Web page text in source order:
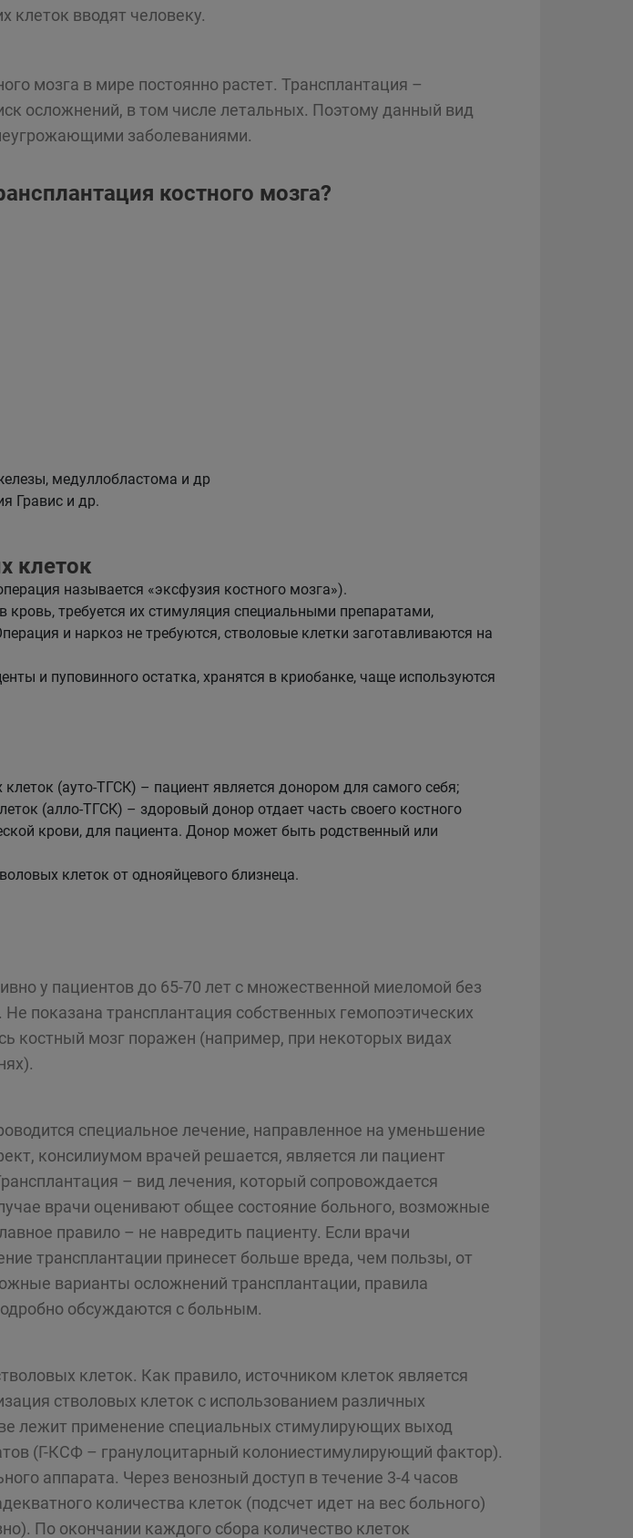
клеток вводят человеку.
мозга в мире постоянно растет. Трансплантация –
осложнений, в том числе летальных. Поэтому данный вид
заболеваниями.
костного мозга?
медуллобластома и др
Гравис и др.
клеток
называется «эксфузия костного мозга»).
требуется их стимуляция специальными препаратами,
и наркоз не требуются, стволовые клетки заготавливаются на
и пуповинного остатка, хранятся в криобанке, чаще используются
(ауто-ТГСК) – пациент является донором для самого себя;
(алло-ТГСК) – здоровый донор отдает часть своего костного
крови, для пациента. Донор может быть родственный или
клеток от однояйцевого близнеца.
у пациентов до 65-70 лет с множественной миеломой без
показана трансплантация собственных гемопоэтических
костный мозг поражен (например, при некоторых видах
специальное лечение, направленное на уменьшение
консилиумом врачей решается, является ли пациент
– вид лечения, который сопровождается
врачи оценивают общее состояние больного, возможные
правило – не навредить пациенту. Если врачи
трансплантации принесет больше вреда, чем пользы, от
варианты осложнений трансплантации, правила
обсуждаются с больным.
клеток. Как правило, источником клеток является
стволовых клеток с использованием различных
лежит применение специальных стимулирующих выход
(Г-КСФ – гранулоцитарный колониестимулирующий фактор).
аппарата. Через венозный доступ в течение 3-4 часов
количества клеток (подсчет идет на вес больного)
По окончании каждого сбора количество клеток